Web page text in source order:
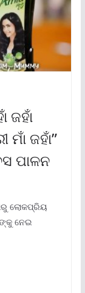
ଜହାଁ
ମାଁ ଜହାଁ”
ପାଳନ
ଲୋକପ୍ରିୟ
ନେଇ